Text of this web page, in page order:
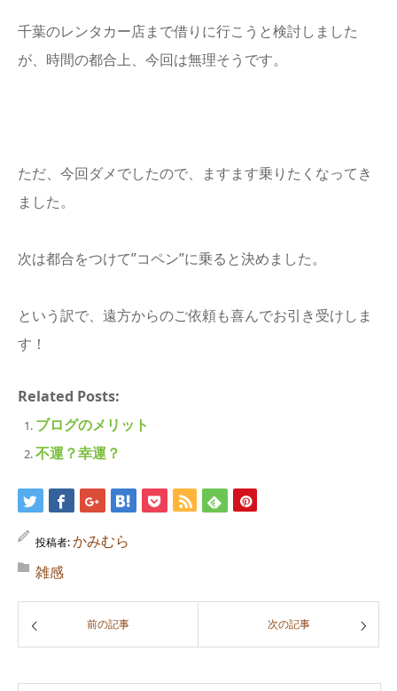
千葉のレンタカー店まで借りに行こうと検討しました
が、時間の都合上、今回は無理そうです。
ただ、今回ダメでしたので、ますます乗りたくなってき
ました。
次は都合をつけて”コペン”に乗ると決めました。
という訳で、遠方からのご依頼も喜んでお引き受けしま
す！
Related Posts:
ブログのメリット
不運？幸運？
投稿者:かみむら
雑感
前の記事 次の記事